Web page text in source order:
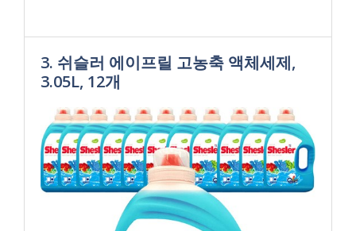
3. 쉬슬러 에이프릴 고농축 액체세제,
3.05L, 12개